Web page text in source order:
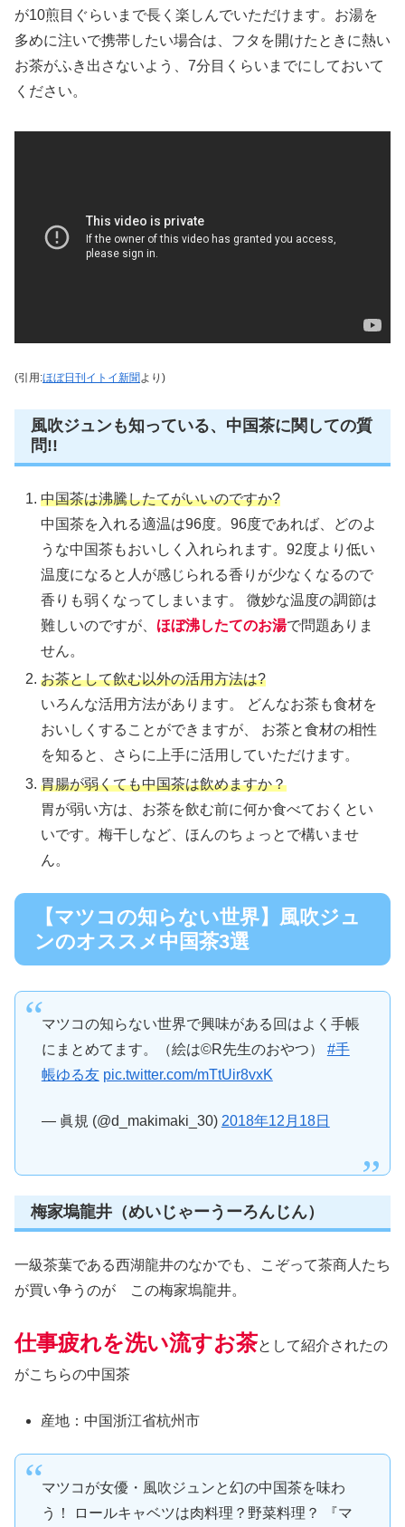
が10煎目ぐらいまで長く楽しんでいただけます。お湯を
多めに注いで携帯したい場合は、フタを開けたときに熱い
お茶がふき出さないよう、7分目くらいまでにしておいて
ください。
(引用:ほぼ日刊イトイ新聞 より)
風吹ジュンも知っている、中国茶に関しての質
問!!
中国茶は沸騰したてがいいのですか?
中国茶を入れる適温は96度。96度であれば、どのよ
うな中国茶もおいしく入れられます。92度より低い
温度になると人が感じられる香りが少なくなるので
香りも弱くなってしまいます。 微妙な温度の調節は
難しいのですが、 ほぼ沸したてのお湯で問題ありま
せん。
お茶として飲む以外の活用方法は?
いろんな活用方法があります。 どんなお茶も食材を
おいしくすることができますが、 お茶と食材の相性
を知ると、さらに上手に活用していただけます。
胃腸が弱くても中国茶は飲めますか？
胃が弱い方は、お茶を飲む前に何か食べておくとい
いです。梅干しなど、ほんのちょっとで構いませ
ん。
【マツコの知らない世界】風吹ジュ
ンのオススメ中国茶3選
マツコの知らない世界で興味がある回はよく手帳
にまとめてます。（絵は©︎R先生のおやつ） #手
帳ゆる友 pic.twitter.com/mTtUir8vxK
— 眞規 (@d_makimaki_30) 2018年12月18日
梅家塢龍井（めいじゃーうーろんじん）
一級茶葉である西湖龍井のなかでも、こぞって茶商人たち
が買い争うのが この梅家塢龍井。
仕事疲れを洗い流すお茶として紹介されたの
がこちらの中国茶
産地：中国浙江省杭州市
マツコが女優・風吹ジュンと幻の中国茶を味わ
う！ ロールキャベツは肉料理？野菜料理？ 『マ